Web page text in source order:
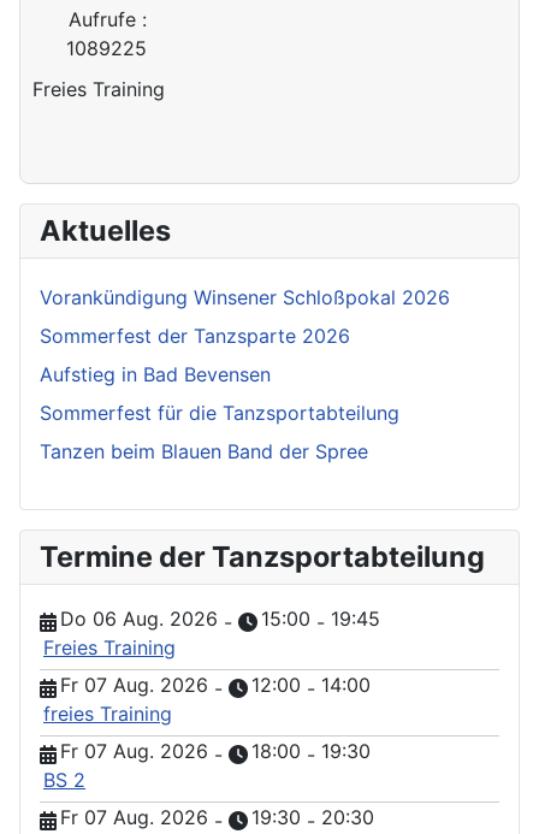
Aufrufe:
1089225
Freies Training
Aktuelles
Vorankündigung Winsener Schloßpokal 2026
Sommerfest der Tanzsparte 2026
Aufstieg in Bad Bevensen
Sommerfest für die Tanzsportabteilung
Tanzen beim Blauen Band der Spree
Termine der Tanzsportabteilung
Do 06 Aug. 2026 - 15:00 - 19:45
Freies Training
Fr 07 Aug. 2026 - 12:00 - 14:00
freies Training
Fr 07 Aug. 2026 - 18:00 - 19:30
BS 2
Fr 07 Aug. 2026 - 19:30 - 20:30